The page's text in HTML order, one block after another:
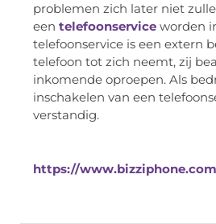
problemen zich later niet
een telefoonservice worden
telefoonservice is een extern
telefoon tot zich neemt, zij
inkomende oproepen. Als
inschakelen van een
verstandig.
https://www.bizziphone.com